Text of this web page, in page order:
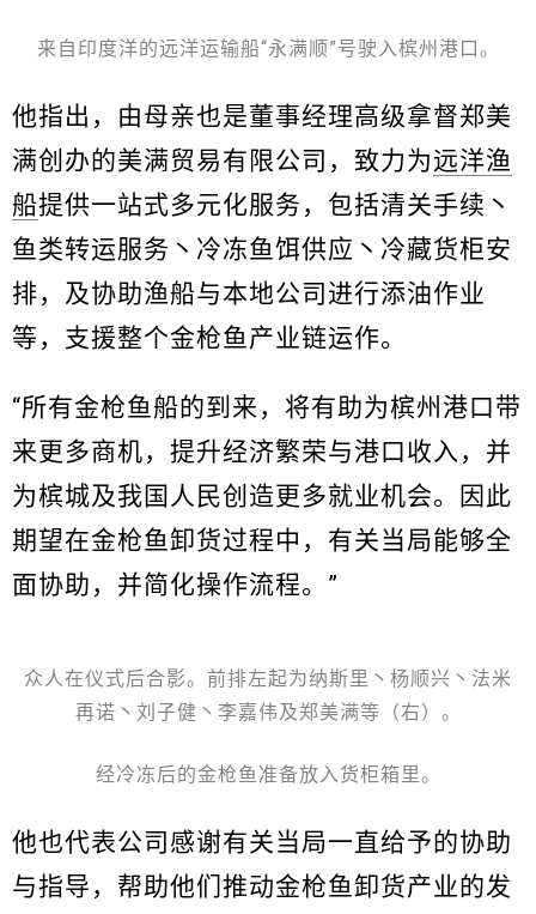
来自印度洋的远洋运输船“永满顺”号驶入槟州港口。
他指出，由母亲也是董事经理高级拿督郑美
满创办的美满贸易有限公司，致力为远洋渔
船提供一站式多元化服务，包括清关手续丶
鱼类转运服务丶冷冻鱼饵供应丶冷藏货柜安
排，及协助渔船与本地公司进行添油作业
等，支援整个金枪鱼产业链运作。
“所有金枪鱼船的到来，将有助为槟州港口带
来更多商机，提升经济繁荣与港口收入，并
为槟城及我国人民创造更多就业机会。因此
期望在金枪鱼卸货过程中，有关当局能够全
面协助，并简化操作流程。”
众人在仪式后合影。前排左起为纳斯里丶杨顺兴丶法米
再诺丶刘子健丶李嘉伟及郑美满等（右）。
经冷冻后的金枪鱼准备放入货柜箱里。
他也代表公司感谢有关当局一直给予的协助
与指导，帮助他们推动金枪鱼卸货产业的发